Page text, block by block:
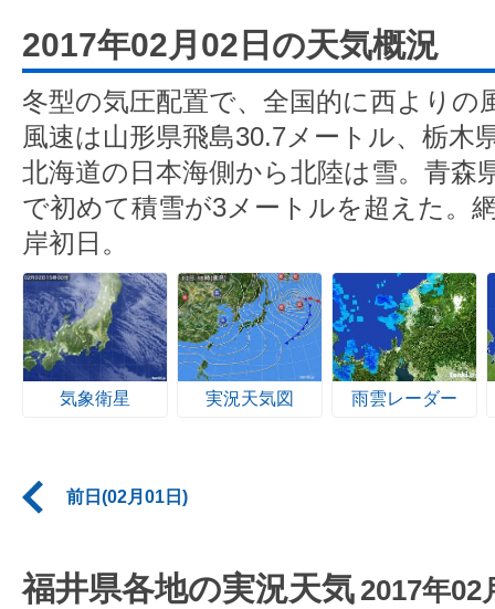
2017年02月02日の天気概況
冬型の気圧配置で、全国的に西よりの
風速は山形県飛島30.7メートル、栃木
北海道の日本海側から北陸は雪。青森
で初めて積雪が3メートルを超えた。
岸初日。
気象衛星 実況天気図 雨雲レーダー
前日(02月01日)
福井県各地の実況天気 2017年02